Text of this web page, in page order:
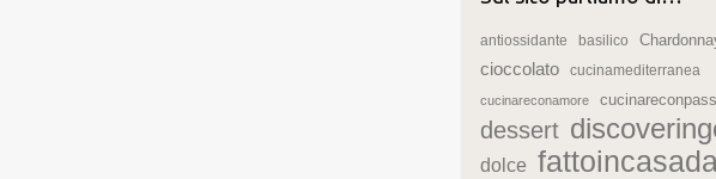
antiossidante basilico
cioccolato cucinamediterranea
cucinareconamore
dessert
dolce